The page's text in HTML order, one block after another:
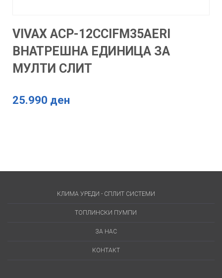
VIVAX ACP-12CCIFM35AERI
ВНАТРЕШНА ЕДИНИЦА ЗА
МУЛТИ СЛИТ
25.990 ден
КЛИМА УРЕДИ - СПЛИТ СИСТЕМИ
ТОПЛИНСКИ ПУМПИ
ЗА НАС
КОНТАКТ